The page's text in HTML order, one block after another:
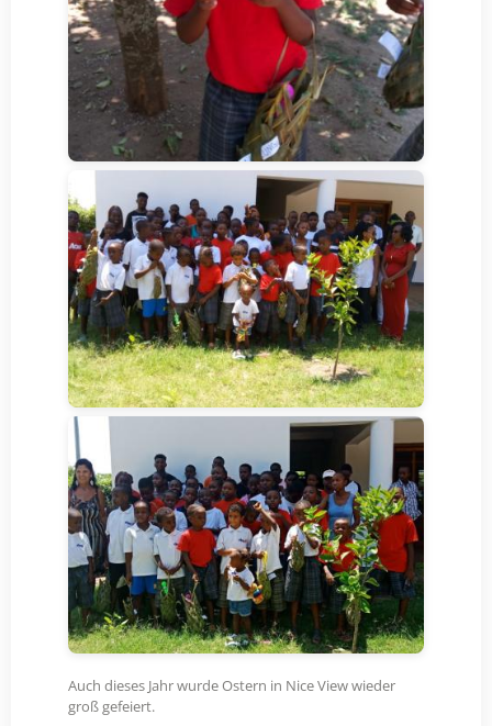
Auch dieses Jahr wurde Ostern in Nice View wieder
groß gefeiert.